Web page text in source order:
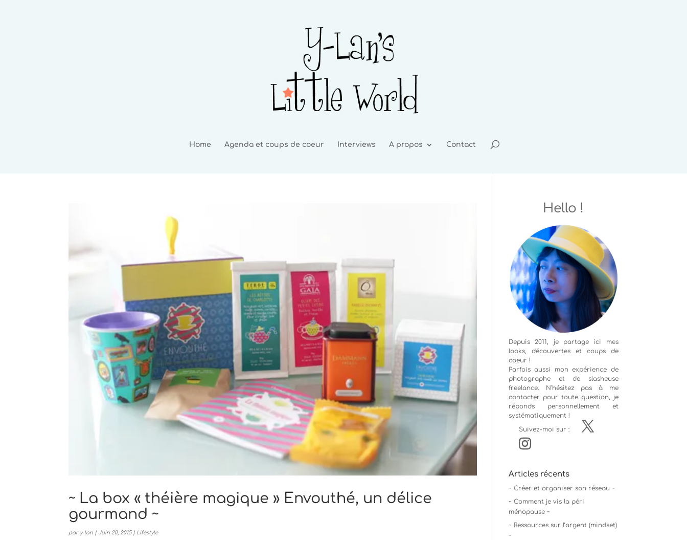
Home Agenda et coups de coeur Interviews A propos Contact
~ La box « théière magique » Envouthé, un délice
gourmand ~
par y-lan | Juin 20, 2015| Lifestyle
Hello !
Depuis 2011, je partage ici mes
looks, découvertes et coups de
coeur !
Parfois aussi mon expérience de
photographeet de slasheuse
freelance. N'hésitez pas à me
contacter pour toute question, je
réponds personnellement et
systématiquement !
Suivez-moi sur :
Articles récents
~ Créer et organiser son réseau ~
~ Comment je vis la péri
ménopause ~
~ Ressources sur l’argent (mindset)
~